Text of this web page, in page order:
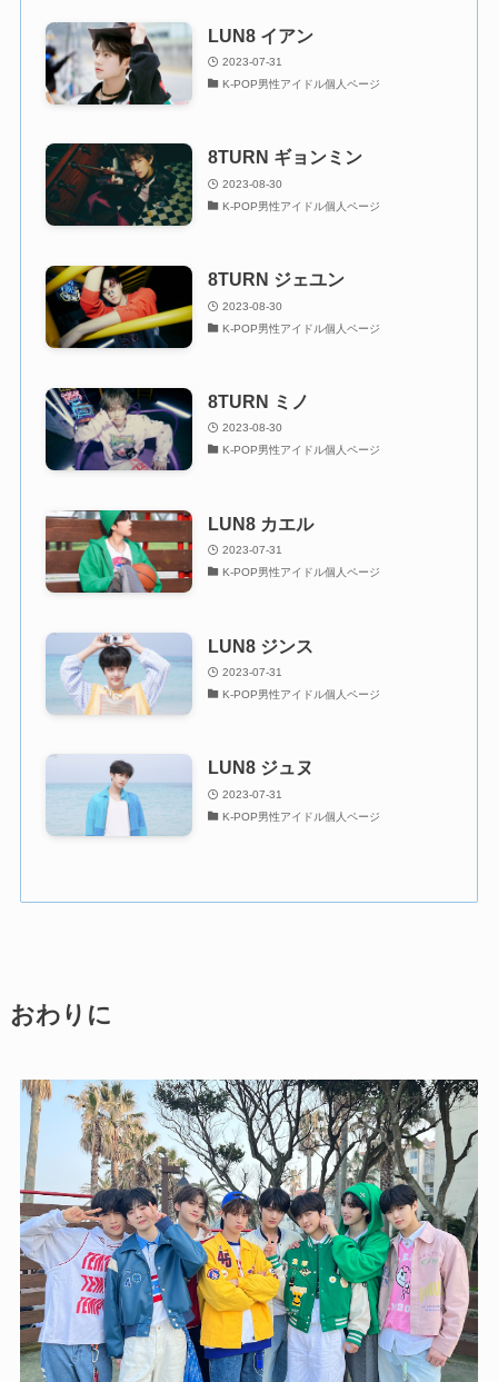
LUN8 イアン
2023-07-31
K-POP男性アイドル個人ページ
8TURN ギョンミン
2023-08-30
K-POP男性アイドル個人ページ
8TURN ジェユン
2023-08-30
K-POP男性アイドル個人ページ
8TURN ミノ
2023-08-30
K-POP男性アイドル個人ページ
LUN8 カエル
2023-07-31
K-POP男性アイドル個人ページ
LUN8 ジンス
2023-07-31
K-POP男性アイドル個人ページ
LUN8 ジュヌ
2023-07-31
K-POP男性アイドル個人ページ
おわりに